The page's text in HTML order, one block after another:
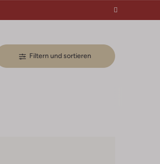
Filtern und sortieren